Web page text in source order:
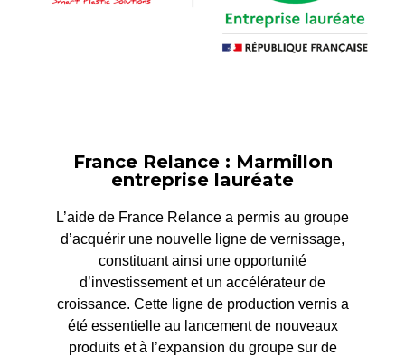
France Relance : Marmillon
entreprise lauréate
L’aide de France Relance a permis au groupe
d’acquérir une nouvelle ligne de vernissage,
constituant ainsi une opportunité
d’investissement et un accélérateur de
croissance. Cette ligne de production vernis a
été essentielle au lancement de nouveaux
produits et à l’expansion du groupe sur de